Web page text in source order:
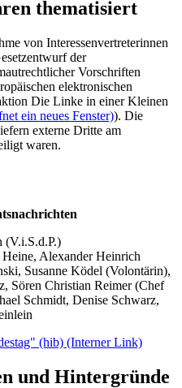
thematisiert
von Interessenvertreterinnen
der
Vorschriften
elektronischen
Die Linke in einer Kleinen
ein neues Fenster)). Die
externe Dritte am
waren.
(V.i.S.d.P.)
Alexander Heinrich
Susanne Ködel (Volontärin),
Sören Christian Reimer (Chef
Schmidt, Denise Schwarz,
(hib) (Interner Link)
und Hintergründe